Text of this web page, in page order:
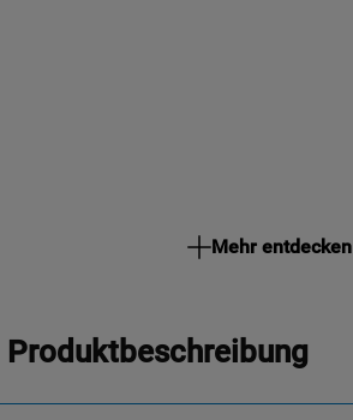
Mehr entdecken
Produktbeschreibung